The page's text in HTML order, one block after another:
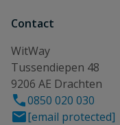
Contact
WitWay
Tussendiepen 48
9206 AE Drachten
0850 020 030
[email protected]